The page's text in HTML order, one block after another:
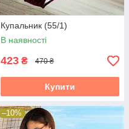
Купальник (55/1)
В наявності
423 ₴ 470 ₴
Купити
–10%